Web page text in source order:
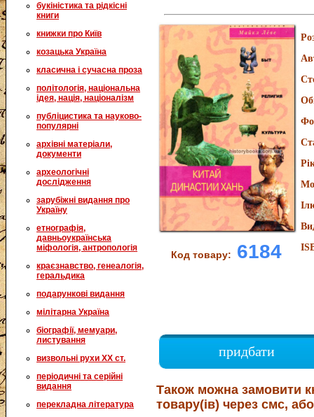
букіністика та рідкісні
книги
книжки про Київ
козацька Україна
класична і сучасна проза
політологія, національна
ідея, нація, націоналізм
публіцистика та науково-
популярні
архівні матеріали,
документи
археологічні
дослідження
зарубіжні видання про
Україну
етнографія,
давньоукраїнська
міфологія, антропологія
краєзнавство, генеалогія,
геральдика
подарункові видання
мілітарна Україна
біографії, мемуари,
листування
визвольні рухи XX ст.
періодичні та серійні
видання
перекладна література
Код товару: 6184
придбати
Також можна замовити
товару(ів) через смс,